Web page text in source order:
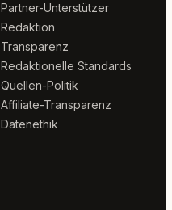
Partner-Unterstützer
Redaktion
Transparenz
Redaktionelle Standards
Quellen-Politik
Affiliate-Transparenz
Datenethik